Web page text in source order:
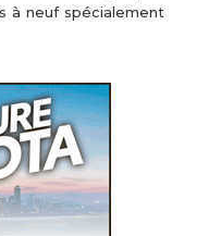
à neuf spécialement